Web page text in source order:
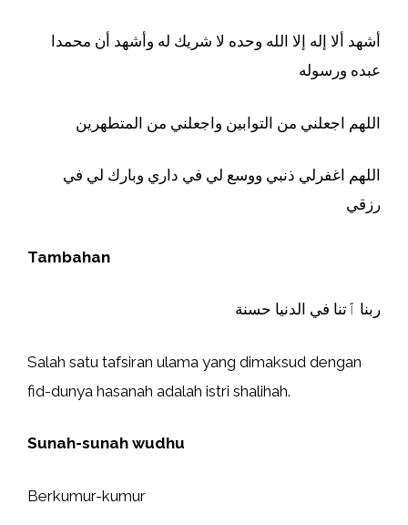
أشهد ألا إله إلا الله وحده لا شريك له وأشهد أن محمدا
عبده ورسوله
اللهم اجعلني من التوابين واجعلني من المتطهرين
اللهم اغفرلي ذنبي ووسع لي في داري وبارك لي في
رزقي
Tambahan
ربنا ٱتنا في الدنيا حسنة
Salah satu tafsiran ulama yang dimaksud dengan
fid-dunya hasanah adalah istri shalihah.
Sunah-sunah wudhu
Berkumur-kumur